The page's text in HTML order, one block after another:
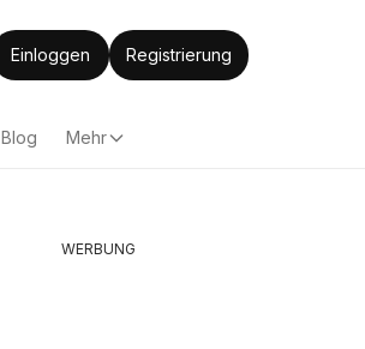
Einloggen Registrierung
Blog Mehr
WERBUNG